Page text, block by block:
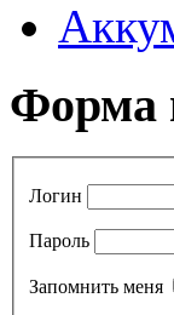
Форма
Логин
Пароль
Запомнить меня